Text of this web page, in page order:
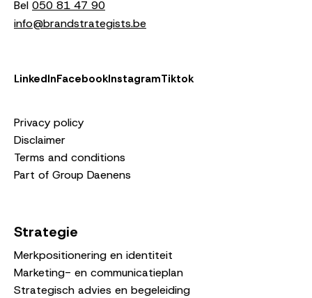
Bel 050 81 47 90
info@brandstrategists.be
LinkedInFacebookInstagramTiktok
Privacy policy
Disclaimer
Terms and conditions
Part of Group Daenens
Strategie
Merkpositionering en identiteit
Marketing- en communicatieplan
Strategisch advies en begeleiding